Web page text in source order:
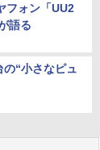
フォン「UU2
語る
“小さなピュ